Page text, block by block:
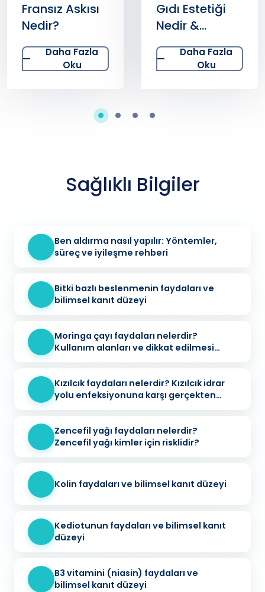
Fransız Askısı
Nedir?
Daha Fazla
Oku
Gıdı Estetiği
Nedir &
Yöntemleri ve
Tedavisi
Daha Fazla
Oku
Sağlıklı Bilgiler
Ben aldırma nasıl yapılır: Yöntemler,
süreç ve iyileşme rehberi
Bitki bazlı beslenmenin faydaları ve
bilimsel kanıt düzeyi
Moringa çayı faydaları nelerdir?
Kullanım alanları ve dikkat edilmesi
Kızılcık faydaları nelerdir? Kızılcık idrar
yolu enfeksiyonuna karşı gerçekten
Zencefil yağı faydaları nelerdir?
Zencefil yağı kimler için risklidir?
Kolin faydaları ve bilimsel kanıt düzeyi
Kediotunun faydaları ve bilimsel kanıt
düzeyi
B3 vitamini (niasin) faydaları ve
bilimsel kanıt düzeyi